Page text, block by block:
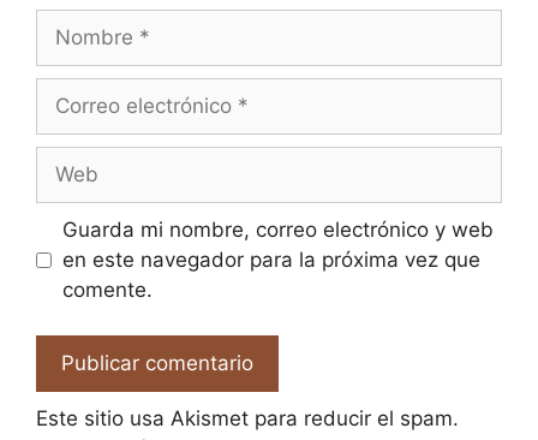
electrónico
Guarda mi nombre, correo electrónico y web
en este navegador para la próxima vez que
comente.
Este sitio usa Akismet para reducir el spam.